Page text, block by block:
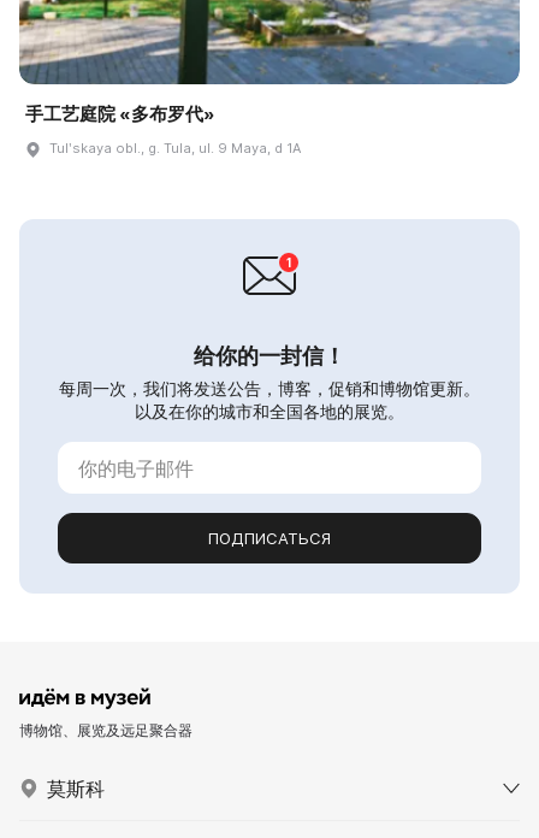
手工艺庭院 «多布罗代»
Tulʹskaya obl., g. Tula, ul. 9 Maya, d 1A
给你的一封信！
每周一次，我们将发送公告，博客，促销和博物馆更新。
以及在你的城市和全国各地的展览。
ПОДПИСАТЬСЯ
博物馆、展览及远足聚合器
莫斯科